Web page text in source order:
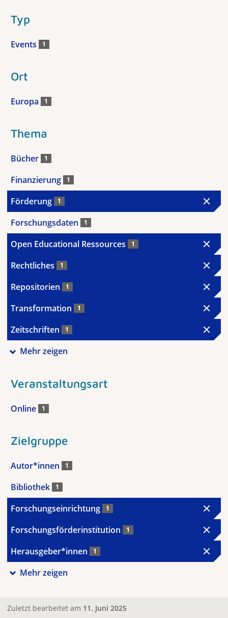
Typ
Events 1
Ort
Europa 1
Thema
Bücher 1
Finanzierung 1
Förderung 1
Forschungsdaten 1
Open Educational Ressources 1
Rechtliches 1
Repositorien 1
Transformation 1
Zeitschriften 1
Mehr zeigen
Veranstaltungsart
Online 1
Zielgruppe
Autor*innen 1
Bibliothek 1
Forschungseinrichtung 1
Forschungsförderinstitution 1
Herausgeber*innen 1
Mehr zeigen
Zuletzt bearbeitet am 11. Juni 2025